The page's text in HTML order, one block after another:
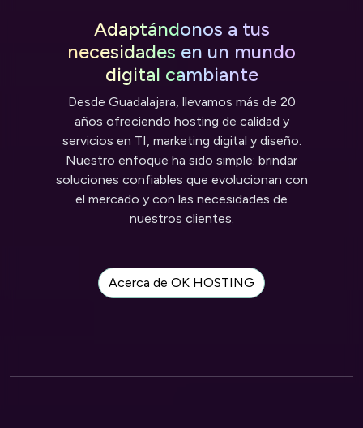
Adaptándonos a tus
necesidades en un mundo
digital cambiante
Desde Guadalajara, llevamos más de 20
años ofreciendo hosting de calidad y
servicios en TI, marketing digital y diseño.
Nuestro enfoque ha sido simple: brindar
soluciones confiables que evolucionan con
el mercado y con las necesidades de
nuestros clientes.
Acerca de OK HOSTING